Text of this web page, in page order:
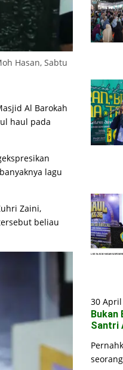
Hasan, Sabtu
Al Barokah
haul pada
lagu
Zaini,
beliau
30
Bukan
Santri